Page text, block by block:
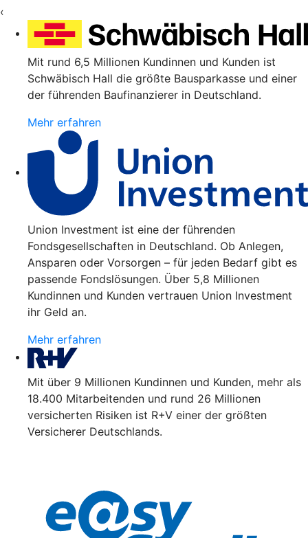
‹
Mit rund 6,5 Millionen Kundinnen und Kunden ist
Schwäbisch Hall die größte Bausparkasse und einer
der führenden Baufinanzierer in Deutschland.
Mehr erfahren
Union Investment ist eine der führenden
Fondsgesellschaften in Deutschland. Ob Anlegen,
Ansparen oder Vorsorgen – für jeden Bedarf gibt es
passende Fondslösungen. Über 5,8 Millionen
Kundinnen und Kunden vertrauen Union Investment
ihr Geld an.
Mehr erfahren
Mit über 9 Millionen Kundinnen und Kunden, mehr als
18.400 Mitarbeitenden und rund 26 Millionen
versicherten Risiken ist R+V einer der größten
Versicherer Deutschlands.